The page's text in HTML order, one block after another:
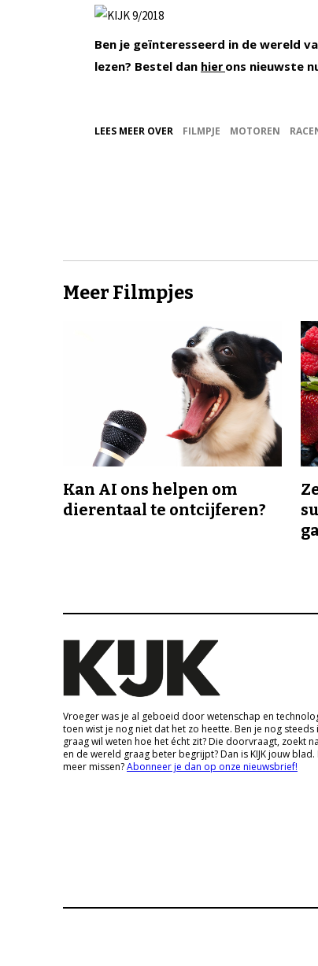
Ben je geïnteresseerd in de wereld
lezen? Bestel dan hier ons nieuwste
LEES MEER OVER FILMPJE MOTOREN
Meer Filmpjes
Kan AI ons helpen om
dierentaal te ontcijferen?
Vroeger was je al geboeid door wetenschap en
toen wist je nog niet dat het zo heette. Ben je nog steeds
graag wil weten hoe het écht zit? Die doorvraagt, zoekt
en de wereld graag beter begrijpt? Dan is KIJK jouw blad.
meer missen?Abonneer je dan op onze nieuwsbrief!